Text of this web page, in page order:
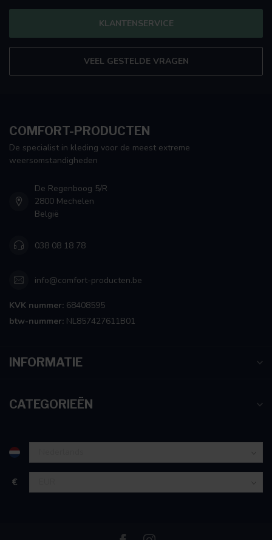
KLANTENSERVICE
VEEL GESTELDE VRAGEN
COMFORT-PRODUCTEN
De specialist in kleding voor de meest extreme
weersomstandigheden
De Regenboog 5/R
2800 Mechelen
België
038 08 18 78
info@comfort-producten.be
KVK nummer: 68408595
btw-nummer: NL857427611B01
INFORMATIE
CATEGORIEËN
€